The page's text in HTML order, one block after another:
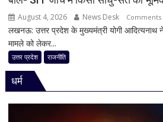
August 4, 2026 News Desk Comments
लखनऊ: उत्तर प्रदेश के मुख्यमंत्री योगी आदित्यनाथ ने
मामले को लेकर...
उत्तर प्रदेश राजनीति
धर्म